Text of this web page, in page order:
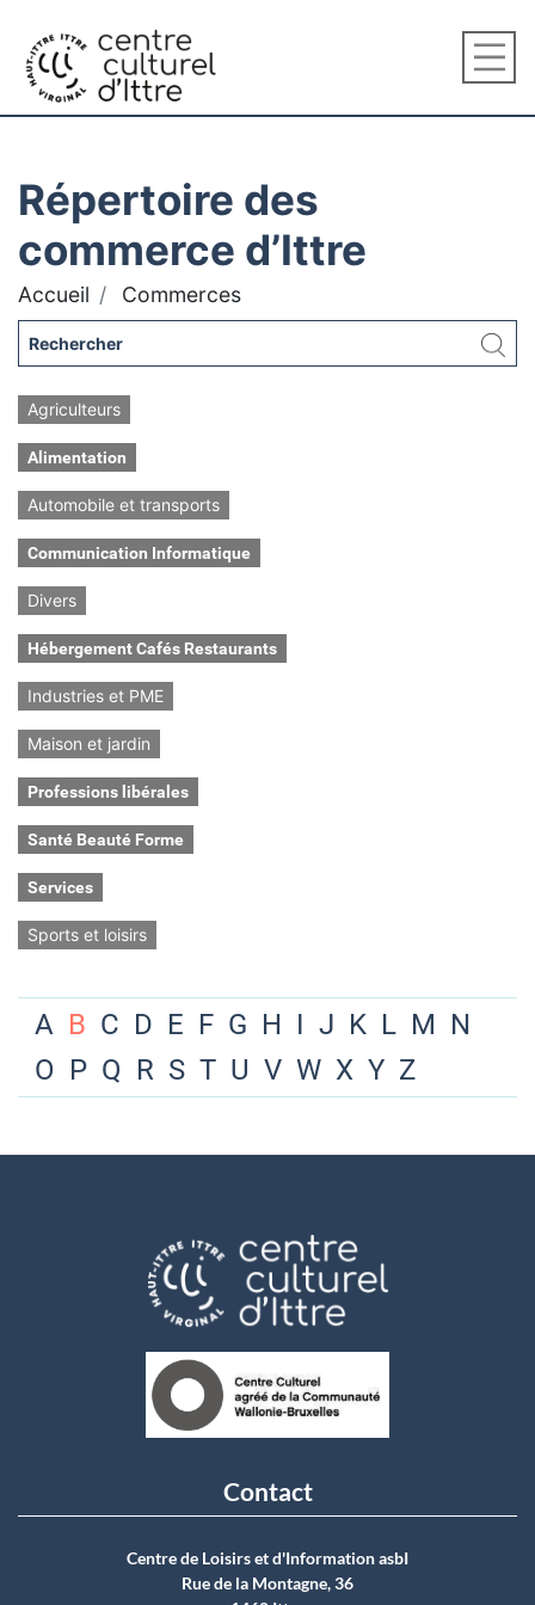
Répertoire des
commerce d’Ittre
Accueil Commerces
Agriculteurs
Alimentation
Automobile et transports
Communication Informatique
Divers
Hébergement Cafés Restaurants
Industries et PME
Maison et jardin
Professions libérales
Santé Beauté Forme
Services
Sports et loisirs
A B C D E F G H I J K L M N
O P Q R S T U V W X Y Z
Contact
Centre de Loisirs et d'Information asbI
Rue de la Montagne, 36